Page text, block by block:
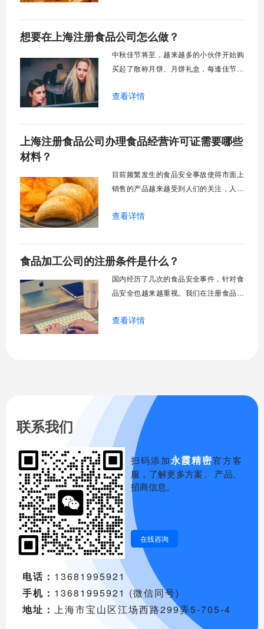
〔2014〕50号)，改为后置审批，规定对
食品经营者必须先照后证。
想要在上海注册食品公司怎么做？
中秋佳节将至，越来越多的小伙伴开始购
买起了散称月饼、月饼礼盒，每逢佳节倍
波“热势营销”，对于旁观人来说更是赢得一
注册食品公司​怎么做？需要注意避免哪些
坑？
查看详情
上海注册食品公司办理食品经营许可证需要哪些
材料？
目前频繁发生的食品安全事故使得市面上
销售的产品越来越受到人们的关注，人们
有食品许可证，那么上海注册食品公司办
海快易办小编为大家解答，希望对你有所
帮助。
查看详情
食品加工公司的注册条件是什么？
国内经历了几次的食品安全事件，针对食
品安全也越来越重视。我们在注册食品加
还需要具备相应的关于食品安全的资质。
查看详情
联系我们
扫码添加永霞精密官方客
服，了解更多方案、 产品、
招商信息。
在线咨询
电话： 13681995921
手机： 13681995921 (微信同号)
地址： 上海市宝山区江场西路299弄5-705-4